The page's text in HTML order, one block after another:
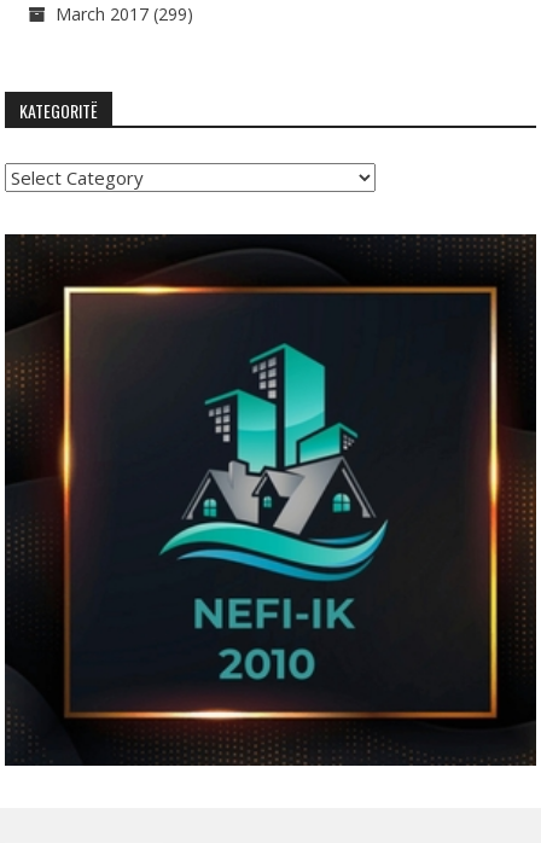
March 2017 (299)
KATEGORITË
Kategoritë